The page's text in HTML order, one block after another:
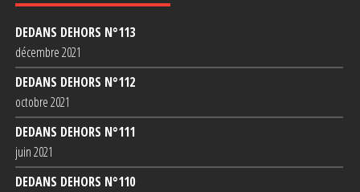
DEDANS DEHORS N°113
décembre 2021
DEDANS DEHORS N°112
octobre 2021
DEDANS DEHORS N°111
juin 2021
DEDANS DEHORS N°110